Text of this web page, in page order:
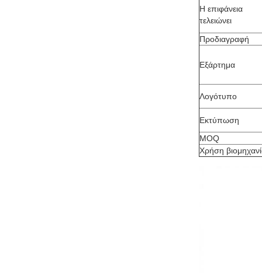
Η επιφάνεια
τελειώνει
Προδιαγραφή
Εξάρτημα
Λογότυπο
Εκτύπωση
MOQ
Χρήση